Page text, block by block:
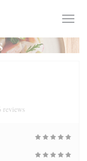
reviews